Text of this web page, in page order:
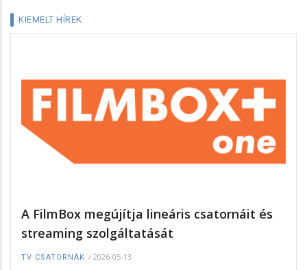
KIEMELT HÍREK
A FilmBox megújítja lineáris csatornáit és
streaming szolgáltatását
TV CSATORNÁK / 2026-05-13